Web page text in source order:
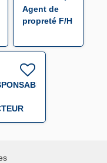
Agent de
propreté F/H
F/H